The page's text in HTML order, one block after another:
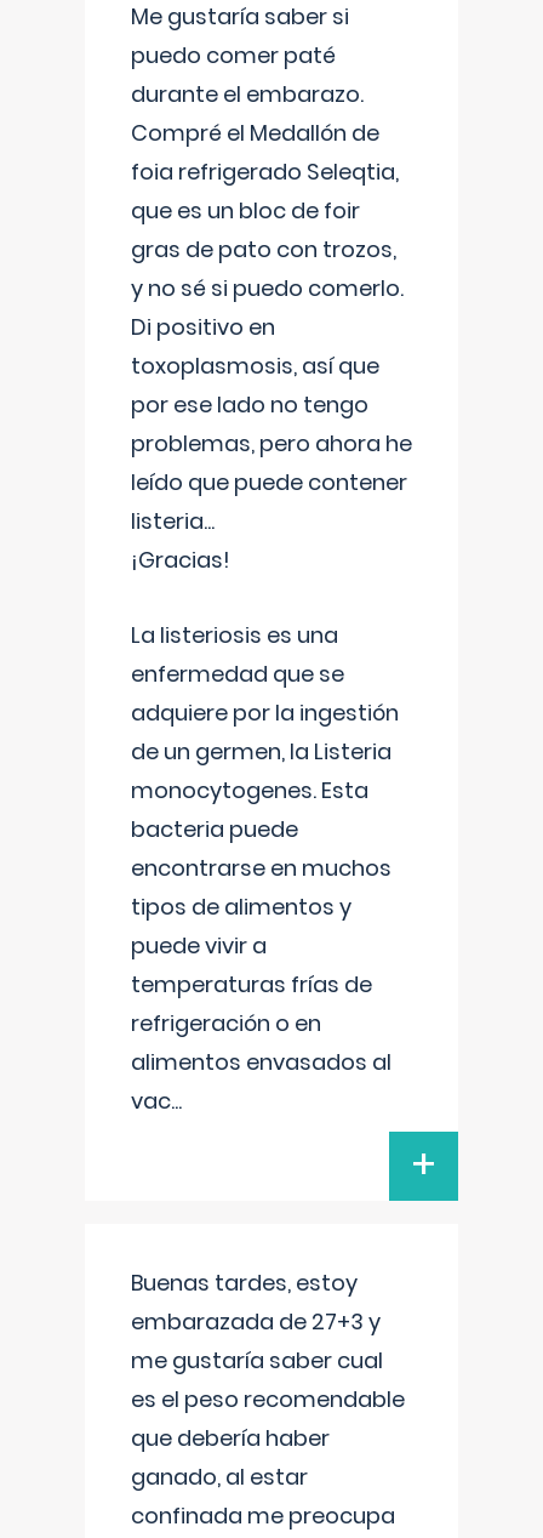
Me gustaría saber si
puedo comer paté
durante el embarazo.
Compré el Medallón de
foia refrigerado Seleqtia,
que es un bloc de foir
gras de pato con trozos,
y no sé si puedo comerlo.
Di positivo en
toxoplasmosis, así que
por ese lado no tengo
problemas, pero ahora he
leído que puede contener
listeria...
¡Gracias!
La listeriosis es una
enfermedad que se
adquiere por la ingestión
de un germen, la Listeria
monocytogenes. Esta
bacteria puede
encontrarse en muchos
tipos de alimentos y
puede vivir a
temperaturas frías de
refrigeración o en
alimentos envasados al
vac...
+
Buenas tardes, estoy
embarazada de 27+3 y
me gustaría saber cual
es el peso recomendable
que debería haber
ganado, al estar
confinada me preocupa